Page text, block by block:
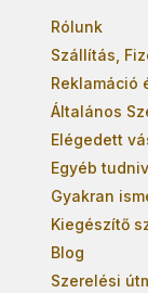
Rólunk
Szállítás,
Reklamáció
Általános
Elégedett
Egyéb
Gyakran
Kiegészítő
Blog
Szerelési